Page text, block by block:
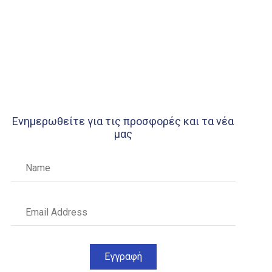
Ενημερωθείτε για τις προσφορές και τα νέα
μας
Εγγραφή